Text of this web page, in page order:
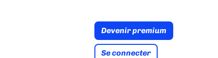
Devenir premium
Se connecter